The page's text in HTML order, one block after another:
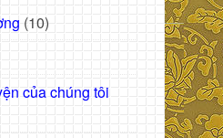
(10)
của chúng tôi